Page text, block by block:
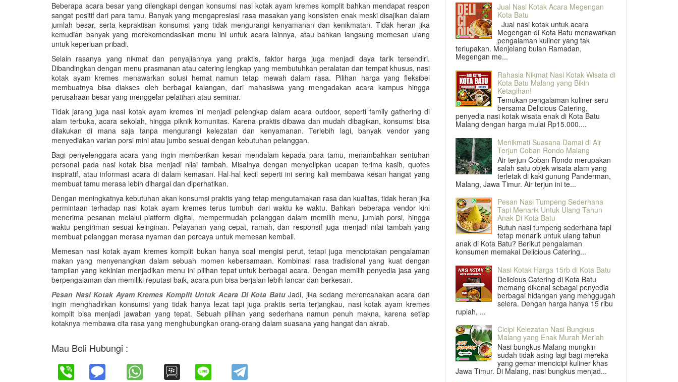
Beberapa acara besar yang dilengkapi dengan konsumsi nasi kotak ayam kremes komplit bahkan mendapat respon
sangat positif dari para tamu. Banyak yang mengapresiasi rasa masakan yang konsisten enak meski disajikan dalam
jumlah besar, serta kepraktisan konsumsi yang tidak mengurangi kenyamanan dan kenikmatan. Tidak heran jika
kemudian banyak yang merekomendasikan menu ini untuk acara lainnya, atau bahkan langsung memesan ulang
untuk keperluan pribadi.
Selain rasanya yang nikmat dan penyajiannya yang praktis, faktor harga juga menjadi daya tarik tersendiri.
Dibandingkan dengan menu prasmanan atau catering lengkap yang membutuhkan peralatan dan tempat khusus, nasi
kotak ayam kremes menawarkan solusi hemat namun tetap mewah dalam rasa. Pilihan harga yang fleksibel
membuatnya bisa diakses oleh berbagai kalangan, dari mahasiswa yang mengadakan acara kampus hingga
perusahaan besar yang menggelar pelatihan atau seminar.
Tidak jarang juga nasi kotak ayam kremes ini menjadi pelengkap dalam acara outdoor, seperti family gathering di
alam terbuka, acara sekolah, hingga piknik komunitas. Karena praktis dibawa dan mudah dibagikan, konsumsi bisa
dilakukan di mana saja tanpa mengurangi kelezatan dan kenyamanan. Terlebih lagi, banyak vendor yang
menyediakan varian porsi mini atau jumbo sesuai dengan kebutuhan pelanggan.
Bagi penyelenggara acara yang ingin memberikan kesan mendalam kepada para tamu, menambahkan sentuhan
personal pada nasi kotak bisa menjadi nilai tambah. Misalnya dengan menyelipkan ucapan terima kasih, quotes
inspiratif, atau informasi acara di dalam kemasan. Hal-hal kecil seperti ini sering kali membawa kesan hangat yang
membuat tamu merasa lebih dihargai dan diperhatikan.
Dengan meningkatnya kebutuhan akan konsumsi praktis yang tetap mengutamakan rasa dan kualitas, tidak heran jika
permintaan terhadap nasi kotak ayam kremes terus tumbuh dari waktu ke waktu. Bahkan beberapa vendor kini
menerima pesanan melalui platform digital, mempermudah pelanggan dalam memilih menu, jumlah porsi, hingga
waktu pengiriman sesuai keinginan. Pelayanan yang cepat, ramah, dan responsif juga menjadi nilai tambah yang
membuat pelanggan merasa nyaman dan percaya untuk memesan kembali.
Memesan nasi kotak ayam kremes komplit bukan hanya soal mengisi perut, tetapi juga menciptakan pengalaman
makan yang menyenangkan dalam sebuah momen kebersamaan. Kombinasi rasa tradisional yang kuat dengan
tampilan yang kekinian menjadikan menu ini pilihan tepat untuk berbagai acara. Dengan memilih penyedia jasa yang
berpengalaman dan memiliki reputasi baik, acara pun bisa berjalan lebih lancar dan berkesan.
Pesan Nasi Kotak Ayam Kremes Komplit Untuk Acara Di Kota Batu Jadi, jika sedang merencanakan acara dan
ingin menghadirkan konsumsi yang tidak hanya lezat tapi juga praktis serta terjangkau, nasi kotak ayam kremes
komplit bisa menjadi jawaban yang tepat. Sebuah pilihan yang sederhana namun penuh makna, karena setiap
kotaknya membawa cita rasa yang menghubungkan orang-orang dalam suasana yang hangat dan akrab.
Mau Beli Hubungi :
Jual Nasi Kotak Acara Megengan
Kota Batu
Jual nasi kotak untuk acara
Megengan di Kota Batu menawarkan
pengalaman kuliner yang tak
terlupakan. Menjelang bulan Ramadan,
Megengan me...
Rahasia Nikmat Nasi Kotak Wisata di
Kota Batu Malang yang Bikin
Ketagihan!
Temukan pengalaman kuliner seru
bersama Delicious Catering,
penyedia nasi kotak wisata enak di Kota Batu
Malang dengan harga mulai Rp15.000....
Menikmati Suasana Damai di Air
Terjun Coban Rondo Malang
Air terjun Coban Rondo merupakan
salah satu objek wisata alam yang
terletak di kaki gunung Panderman,
Malang, Jawa Timur. Air terjun ini te...
Pesan Nasi Tumpeng Sederhana
Tapi Menarik Untuk Ulang Tahun
Anak Di Kota Batu
Butuh nasi tumpeng sederhana tapi
tetap menarik untuk ulang tahun
anak di Kota Batu? Berikut pengalaman
konsumen memakai Delicious Catering...
Nasi Kotak Harga 15rb di Kota Batu
Delicious Catering di Kota Batu
memang dikenal sebagai penyedia
berbagai hidangan yang menggugah
selera. Dengan harga hanya 15 ribu
rupiah, ...
Cicipi Kelezatan Nasi Bungkus
Malang yang Enak Murah Meriah
Nasi bungkus Malang mungkin
sudah tidak asing lagi bagi mereka
yang gemar mencicipi kuliner khas
Jawa Timur. Di Malang, nasi bungkus menjad...